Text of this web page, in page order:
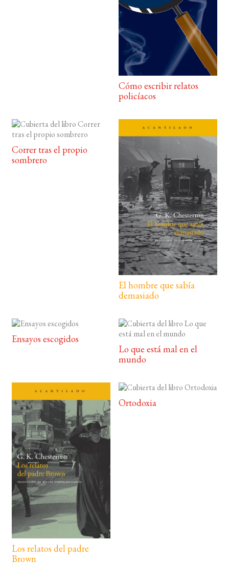
Cómo escribir relatos
policíacos
Correr tras el propio
sombrero
El hombre que sabía
demasiado
Ensayos escogidos
Lo que está mal en el
mundo
Los relatos del padre
Brown
Ortodoxia